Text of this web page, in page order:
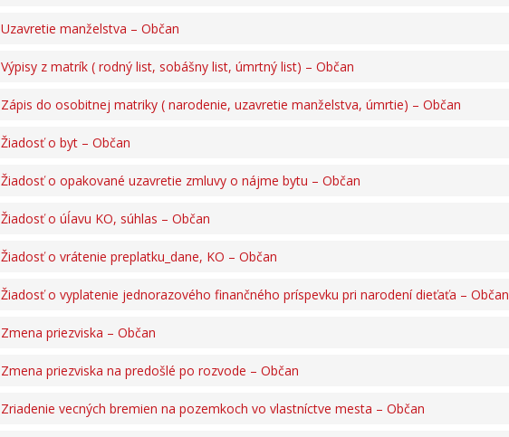
Uzavretie manželstva – Občan
Výpisy z matrík ( rodný list, sobášny list, úmrtný list) – Občan
Zápis do osobitnej matriky ( narodenie, uzavretie manželstva, úmrtie) – Občan
Žiadosť o byt – Občan
Žiadosť o opakované uzavretie zmluvy o nájme bytu – Občan
Žiadosť o úĺavu KO, súhlas – Občan
Žiadosť o vrátenie preplatku_dane, KO – Občan
Žiadosť o vyplatenie jednorazového finančného príspevku pri narodení dieťaťa – Občan
Zmena priezviska – Občan
Zmena priezviska na predošlé po rozvode – Občan
Zriadenie vecných bremien na pozemkoch vo vlastníctve mesta – Občan